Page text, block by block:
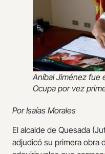
Aníbal Jiménez fue
Ocupa por vez
Por Isaías Morales
El alcalde de Quesada
adjudicó su primera obra